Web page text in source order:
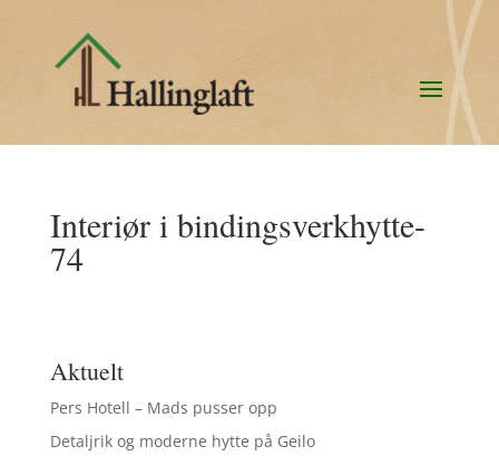
Interiør i bindingsverkhytte-
74
Aktuelt
Pers Hotell – Mads pusser opp
Detaljrik og moderne hytte på Geilo